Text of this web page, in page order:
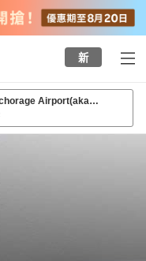
新
Airport(aka
Air)